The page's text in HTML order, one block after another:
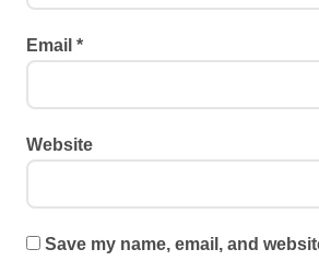
Email *
Website
Save my name, email, and